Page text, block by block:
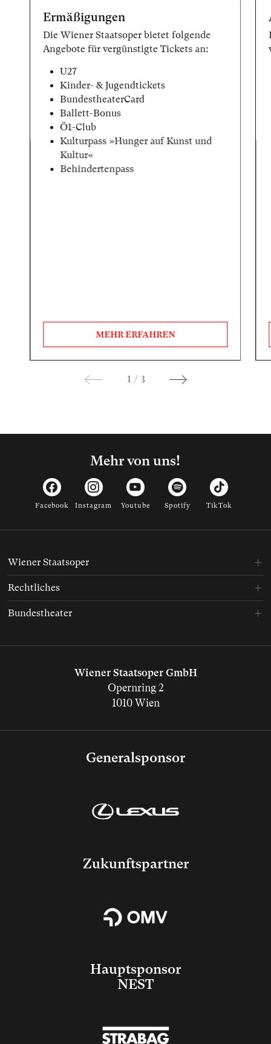
Ermäßigungen
Die Wiener Staatsoper bietet folgende
Angebote für vergünstigte Tickets an:
U27
Kinder- & Jugendtickets
BundestheaterCard
Ballett-Bonus
Ö1-Club
Kulturpass »Hunger auf Kunst und
Kultur«
Behindertenpass
MEHR ERFAHREN
1 / 3
Mehr von uns!
Facebook Instagram Youtube Spotify TikTok
Generalsponsor
Zukunftspartner
Hauptsponsor
NEST
Wiener Staatsoper GmbH
Opernring 2
1010 Wien
Wiener Staatsoper
Rechtliches
Bundestheater